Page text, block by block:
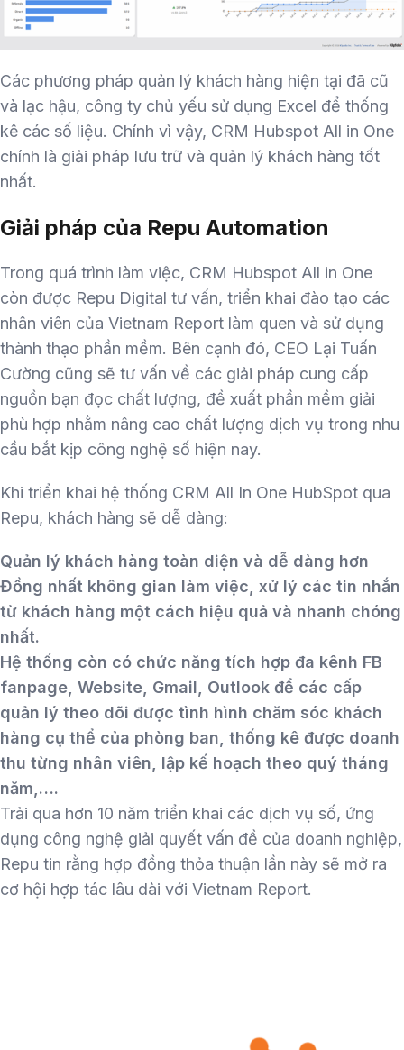
Các phương pháp quản lý khách hàng hiện tại đã cũ
và lạc hậu, công ty chủ yếu sử dụng Excel để thống
kê các số liệu. Chính vì vậy, CRM Hubspot All in One
chính là giải pháp lưu trữ và quản lý khách hàng tốt
nhất.
Giải pháp của Repu Automation
Trong quá trình làm việc, CRM Hubspot All in One
còn được Repu Digital tư vấn, triển khai đào tạo các
nhân viên của Vietnam Report làm quen và sử dụng
thành thạo phần mềm. Bên cạnh đó, CEO Lại Tuấn
Cường cũng sẽ tư vấn về các giải pháp cung cấp
nguồn bạn đọc chất lượng, đề xuất phần mềm giải
phù hợp nhằm nâng cao chất lượng dịch vụ trong nhu
cầu bắt kịp công nghệ số hiện nay.
Khi triển khai hệ thống CRM All In One HubSpot qua
Repu, khách hàng sẽ dễ dàng:
Quản lý khách hàng toàn diện và dễ dàng hơn
Đồng nhất không gian làm việc, xử lý các tin nhắn
từ khách hàng một cách hiệu quả và nhanh chóng
nhất.
Hệ thống còn có chức năng tích hợp đa kênh FB
fanpage, Website, Gmail, Outlook để các cấp
quản lý theo dõi được tình hình chăm sóc khách
hàng cụ thể của phòng ban, thống kê được doanh
thu từng nhân viên, lập kế hoạch theo quý tháng
năm,….
Trải qua hơn 10 năm triển khai các dịch vụ số, ứng
dụng công nghệ giải quyết vấn đề của doanh nghiệp,
Repu tin rằng hợp đồng thỏa thuận lần này sẽ mở ra
cơ hội hợp tác lâu dài với Vietnam Report.